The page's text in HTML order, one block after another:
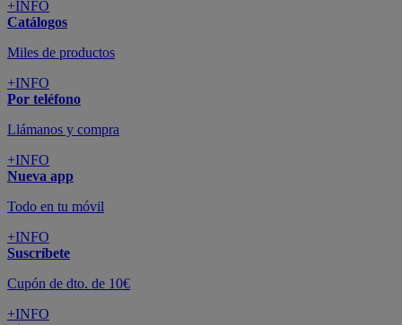
+INFO
Catálogos
Miles de productos
+INFO
Por teléfono
Llámanos y compra
+INFO
Nueva app
Todo en tu móvil
+INFO
Suscríbete
Cupón de dto. de 10€
+INFO